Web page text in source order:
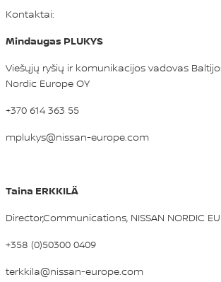
Kontaktai:
Mindaugas PLUKYS
Viešųjų ryšių ir komunikacijos vadovas
Nordic Europe OY
+370 614 363 55
mplukys@nissan-europe.com
Taina ERKKILÄ
Director,Communications, NISSAN NORDIC
+358 (0)50300 0409
terkkila@nissan-europe.com